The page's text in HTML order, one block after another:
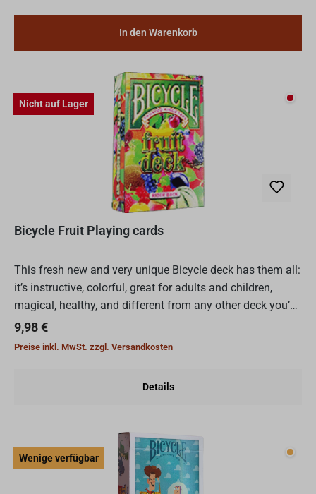
In den Warenkorb
Nicht auf Lager Nicht
Bicycle Fruit Playing cards
This fresh new and very unique Bicycle deck has them all:
it’s instructive, colorful, great for adults and children,
magical, healthy, and different from any other deck you’ve
seen before! It’s instructive: just think...
Regulärer Preis:
9,98 €
Preise inkl. MwSt. zzgl. Versandkosten
Details
Wenige verfügbar